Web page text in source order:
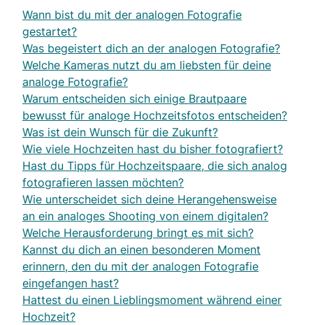
Wann bist du mit der analogen Fotografie
gestartet?
Was begeistert dich an der analogen Fotografie?
Welche Kameras nutzt du am liebsten für deine
analoge Fotografie?
Warum entscheiden sich einige Brautpaare
bewusst für analoge Hochzeitsfotos entscheiden?
Was ist dein Wunsch für die Zukunft?
Wie viele Hochzeiten hast du bisher fotografiert?
Hast du Tipps für Hochzeitspaare, die sich analog
fotografieren lassen möchten?
Wie unterscheidet sich deine Herangehensweise
an ein analoges Shooting von einem digitalen?
Welche Herausforderung bringt es mit sich?
Kannst du dich an einen besonderen Moment
erinnern, den du mit der analogen Fotografie
eingefangen hast?
Hattest du einen Lieblingsmoment während einer
Hochzeit?